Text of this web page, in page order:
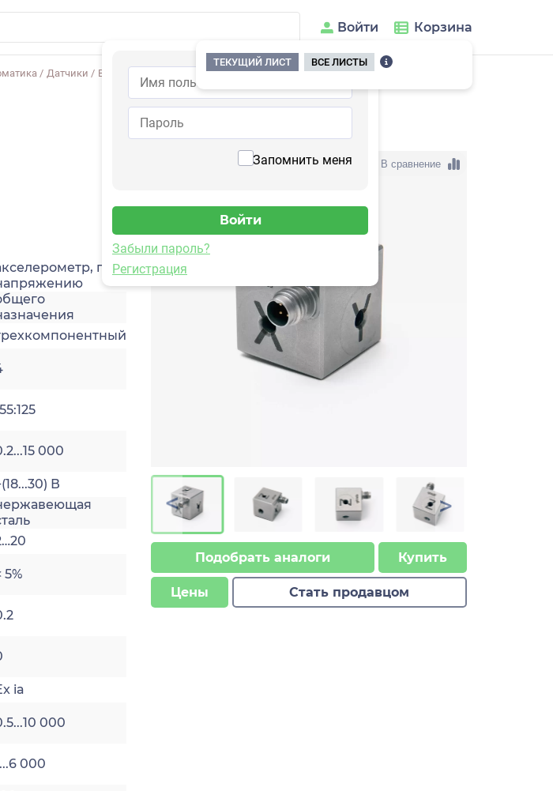
Войти
Запомнить меня
Забыли пароль?
Регистрация
Корзина
ТЕКУЩИЙ ЛИСТ
ВСЕ ЛИСТЫ
/ Датчики / Виброускорения 1V157HC-10
по
000
В
5%
ia
000
000
В сравнение
> >
Подобрать аналоги Купить
Цены Стать продавцом